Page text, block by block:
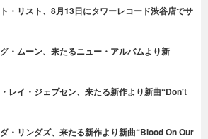
・リスト、8月13日にタワーレコード渋谷店でサ
・ムーン、来たるニュー・アルバムより新
レイ・ジェプセン、来たる新作より新曲“Don't
・リンダズ、来たる新作より新曲“Blood On Our